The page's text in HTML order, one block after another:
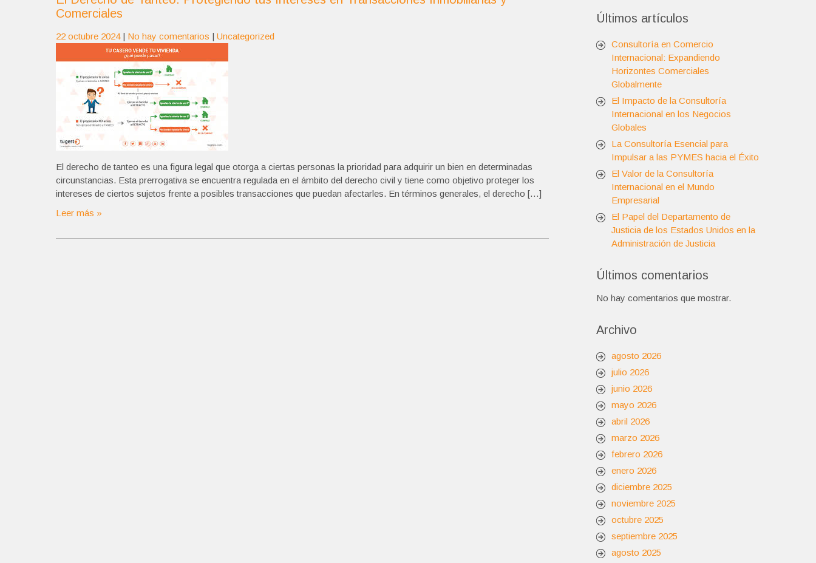
Comerciales
22 octubre 2024 | No hay comentarios | Uncategorized
El derecho de tanteo es una figura legal que otorga a ciertas personas la prioridad para adquirir un bien en determinadas
circunstancias. Esta prerrogativa se encuentra regulada en el ámbito del derecho civil y tiene como objetivo proteger los
intereses de ciertos sujetos frente a posibles transacciones que puedan afectarles. En términos generales, el derecho […]
Leer más »
Últimos artículos
Consultoría en Comercio
Internacional: Expandiendo
Horizontes Comerciales
Globalmente
El Impacto de la Consultoría
Internacional en los Negocios
Globales
La Consultoría Esencial para
Impulsar a las PYMES hacia el Éxito
El Valor de la Consultoría
Internacional en el Mundo
Empresarial
El Papel del Departamento de
Justicia de los Estados Unidos en la
Administración de Justicia
Últimos comentarios
No hay comentarios que mostrar.
Archivo
agosto 2026
julio 2026
junio 2026
mayo 2026
abril 2026
marzo 2026
febrero 2026
enero 2026
diciembre 2025
noviembre 2025
octubre 2025
septiembre 2025
agosto 2025